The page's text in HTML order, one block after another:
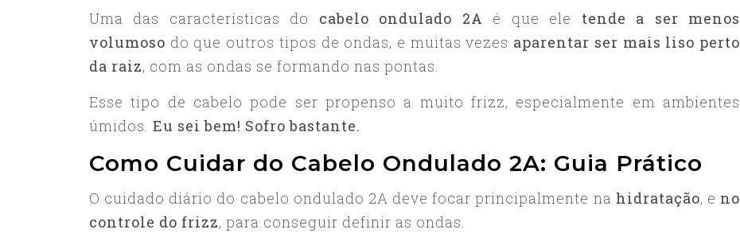
Uma das características do cabelo ondulado 2A é que ele tende a ser menos
volumoso do que outros tipos de ondas, e muitas vezes aparentar ser mais liso perto
da raiz, com as ondas se formando nas pontas.
Esse tipo de cabelo pode ser propenso a muito frizz, especialmente em ambientes
úmidos. Eu sei bem! Sofro bastante.
Como Cuidar do Cabelo Ondulado 2A: Guia Prático
O cuidado diário do cabelo ondulado 2A deve focar principalmente na hidratação, e no
controle do frizz, para conseguir definir as ondas.